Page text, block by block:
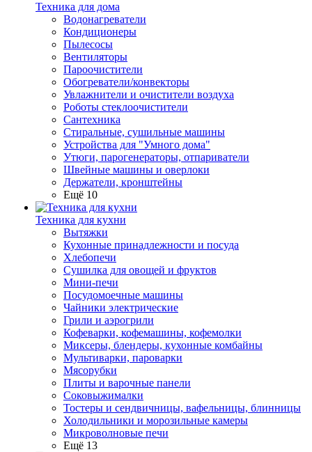
Техника для дома
Водонагреватели
Кондиционеры
Пылесосы
Вентиляторы
Пароочистители
Обогреватели/конвекторы
Увлажнители и очистители воздуха
Роботы стеклоочистители
Сантехника
Стиральные, сушильные машины
Устройства для "Умного дома"
Утюги, парогенераторы, отпариватели
Швейные машины и оверлоки
Держатели, кронштейны
Ещё 10
Техника для кухни
Вытяжки
Кухонные принадлежности и посуда
Хлебопечи
Сушилка для овощей и фруктов
Мини-печи
Посудомоечные машины
Чайники электрические
Грили и аэрогрили
Кофеварки, кофемашины, кофемолки
Миксеры, блендеры, кухонные комбайны
Мультиварки, пароварки
Мясорубки
Плиты и варочные панели
Соковыжималки
Тостеры и сендвичницы, вафельницы, блинницы
Холодильники и морозильные камеры
Микроволновые печи
Ещё 13